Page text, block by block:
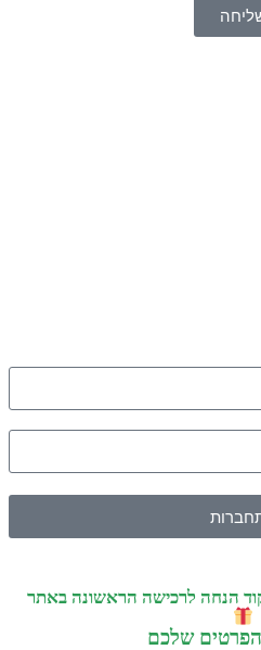
קוד הנחה לרכישה הראשונה באתר
שלכם